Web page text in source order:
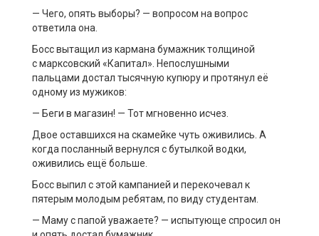
— Чего, опять выборы? — вопросом на вопрос
ответила она.
Босс вытащил из кармана бумажниктолщиной
смарксовский «Капитал» Непослушными
пальцами достал тысячную купюруи протянул её
одному из мужиков:
— Беги в магазин! — Тот мгновенно исчез
Д вое оставшихся на скамейке чуть оживились . А
когда посланный вернулся с бутылкой водки,
оживились ещё больше.
Босс выпил сэтой кампанией и перекочевал к
пятерым молодым ребятам, по виду студентам.
— Маму с папой уважаете? — испытующе спросил он